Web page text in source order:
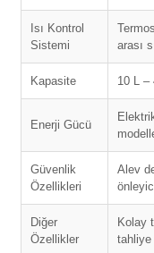
Isı Kontrol
Sistemi
arası
Kapasite 10 L –
Enerji Gücü
Güvenlik
Özellikleri
Alev
Diğer
Özellikler
Kolay
tahliye